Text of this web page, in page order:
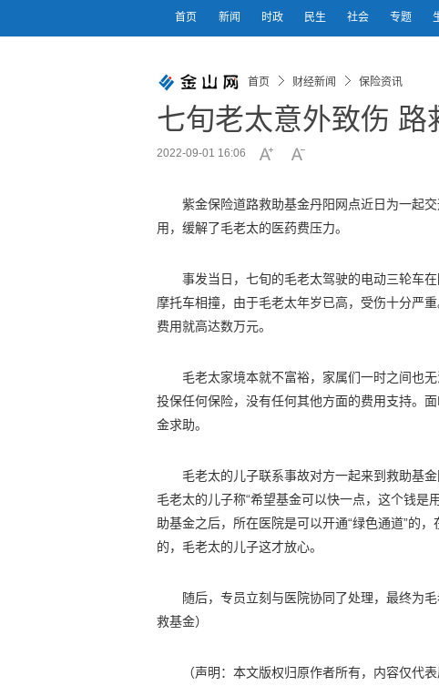
首页 新闻 时政 民生 社会 专题
首页 财经新闻 保险资讯
七旬老太意外致伤 路
2022-09-01 16:06
紫金保险道路救助基金丹阳网点近日为一起
用，缓解了毛老太的医药费压力。
事发当日，七旬的毛老太驾驶的电动三轮车
摩托车相撞，由于毛老太年岁已高，受伤十分严
费用就高达数万元。
毛老太家境本就不富裕，家属们一时之间也
投保任何保险，没有任何其他方面的费用支持。
金求助。
毛老太的儿子联系事故对方一起来到救助基
毛老太的儿子称“希望基金可以快一点，这个钱是
助基金之后，所在医院是可以开通“绿色通道”的
的，毛老太的儿子这才放心。
随后，专员立刻与医院协同了处理，最终为
救基金）
（声明：本文版权归原作者所有，内容仅代